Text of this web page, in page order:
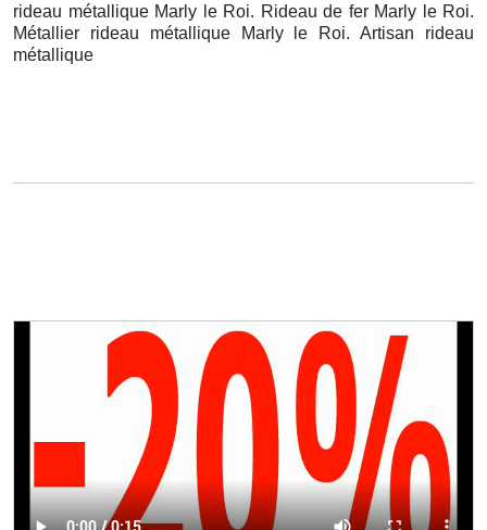
rideau métallique Marly le Roi. Rideau de fer Marly le Roi.
Métallier rideau métallique Marly le Roi. Artisan rideau
métallique